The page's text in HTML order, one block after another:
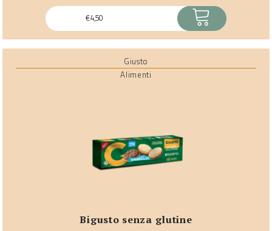
€4,50 ACQUISTA
Giusto
Alimenti
bigusto senza glutine